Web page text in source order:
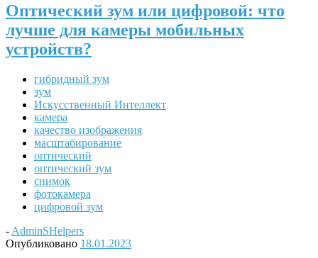
Оптический зум или цифровой: что
лучше для камеры мобильных
устройств?
гибридный зум
зум
Искусственный Интеллект
камера
качество изображения
масштабирование
оптический
оптический зум
снимок
фотокамера
цифровой зум
- AdminSHelpers
Опубликовано 18.01.2023